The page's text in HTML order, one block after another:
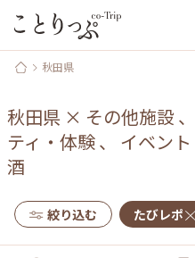
秋田県
秋田県 × その他施設、
ティ・体験、 イベント
酒
絞り込む たびレポ